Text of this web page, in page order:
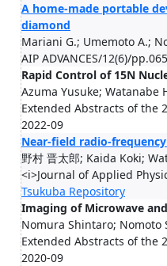
A home-made portable
diamond
Mariani G.; Umemoto A.;
AIP ADVANCES/12(6)/
Rapid Control of 15N
Azuma Yusuke; Watanabe
Extended Abstracts of the
2022-09
Near-field radio-
野村 晋太郎; Kaida Koki;
<i>Journal of Applied
Tsukuba Repository
Imaging of Microwave
Nomura Shintaro; Nomoto
Extended Abstracts of the
2020-09